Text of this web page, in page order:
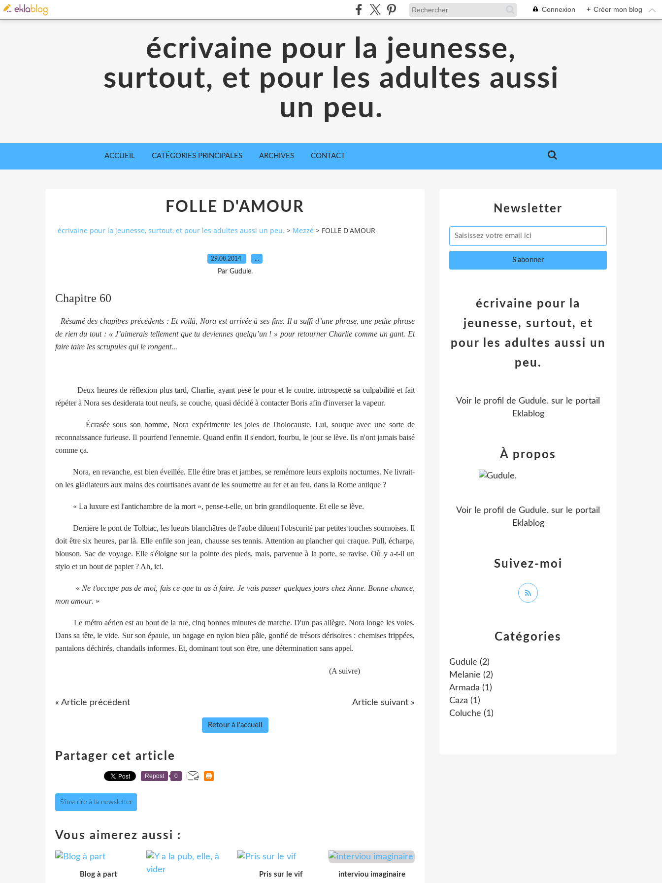
Connexion + Créer mon blog
écrivaine pour la jeunesse,
surtout, et pour les adultes aussi
un peu.
ACCUEIL CATÉGORIES PRINCIPALES ARCHIVES CONTACT
FOLLE D'AMOUR
écrivaine pour la jeunesse, surtout, et pour les adultes aussi un peu. > Mezzé > FOLLE D'AMOUR
29.08.2014 …
Par Gudule.
Chapitre 60
Résumé des chapitres précédents : Et voilà, Nora est arrivée à ses fins. Il a suffi d’une phrase, une petite phrase
de rien du tout : « J’aimerais tellement que tu deviennes quelqu’un ! » pour retourner Charlie comme un gant. Et
faire taire les scrupules qui le rongent...
Deux heures de réflexion plus tard, Charlie, ayant pesé le pour et le contre, introspecté sa culpabilité et fait
répéter à Nora ses desiderata tout neufs, se couche, quasi décidé à contacter Boris afin d'inverser la vapeur.
Écrasée sous son homme, Nora expérimente les joies de l'holocauste. Lui, souque avec une sorte de
reconnaissance furieuse. Il pourfend l'ennemie. Quand enfin il s'endort, fourbu, le jour se lève. Ils n'ont jamais baisé
comme ça.
Nora, en revanche, est bien éveillée. Elle étire bras et jambes, se remémore leurs exploits nocturnes. Ne livrait-
on les gladiateurs aux mains des courtisanes avant de les soumettre au fer et au feu, dans la Rome antique ?
« La luxure est l'antichambre de la mort », pense-t-elle, un brin grandiloquente. Et elle se lève.
Derrière le pont de Tolbiac, les lueurs blanchâtres de l'aube diluent l'obscurité par petites touches sournoises. Il
doit être six heures, par là. Elle enfile son jean, chausse ses tennis. Attention au plancher qui craque. Pull, écharpe,
blouson. Sac de voyage. Elle s'éloigne sur la pointe des pieds, mais, parvenue à la porte, se ravise. Où y a-t-il un
stylo et un bout de papier ? Ah, ici.
« Ne t'occupe pas de moi, fais ce que tu as à faire. Je vais passer quelques jours chez Anne. Bonne chance,
mon amour. »
Le métro aérien est au bout de la rue, cinq bonnes minutes de marche. D'un pas allègre, Nora longe les voies.
Dans sa tête, le vide. Sur son épaule, un bagage en nylon bleu pâle, gonflé de trésors dérisoires : chemises frippées,
pantalons déchirés, chandails informes. Et, dominant tout son être, une détermination sans appel.
(A suivre)
« Article précédent Article suivant »
Retour à l'accueil
Partager cet article
Repost 0
S'inscrire à la newsletter
Vous aimerez aussi :
Blog à part Pris sur le vif interviou imaginaire
Newsletter
Catégories
Gudule (2)
Melanie (2)
Armada (1)
Caza (1)
Coluche (1)
écrivaine pour la
jeunesse, surtout, et
pour les adultes aussi un
peu.
Voir le profil de Gudule. sur le portail
Eklablog
Suivez-moi
À propos
Voir le profil de Gudule. sur le portail
Eklablog